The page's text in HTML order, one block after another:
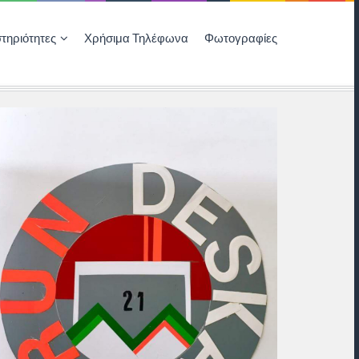
Χρήσιμα Τηλέφωνα Φωτογραφίες